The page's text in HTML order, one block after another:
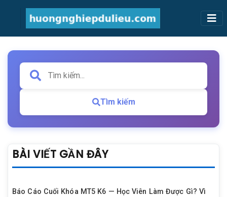
Tìm kiếm
BÀI VIẾT GẦN ĐÂY
Báo Cáo Cuối Khóa MT5 K6 — Học Viên Làm Được Gì? Vì